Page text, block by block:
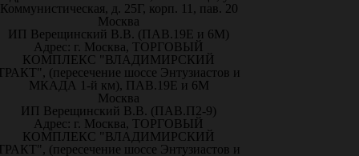
Коммунистическая, д. 25Г, корп. 11, пав. 20
Москва
ИП Верещинский В.В. (ПАВ.19Е и 6М)
Адрес: г. Москва, ТОРГОВЫЙ
КОМПЛЕКС "ВЛАДИМИРСКИЙ
(пересечение шоссе Энтузиастов и
МКАДА 1-й км), ПАВ.19Е и 6М
Москва
ИП Верещинский В.В. (ПАВ.П2-9)
Адрес: г. Москва, ТОРГОВЫЙ
КОМПЛЕКС "ВЛАДИМИРСКИЙ
(пересечение шоссе Энтузиастов и